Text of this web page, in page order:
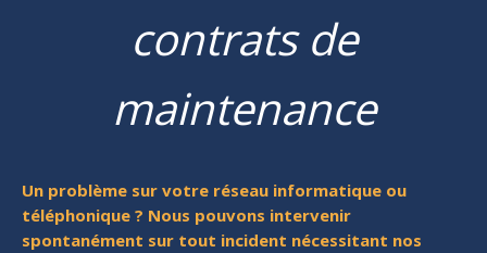
contrats de
maintenance
Un problème sur votre réseau informatique ou
téléphonique ? Nous pouvons intervenir
spontanément sur tout incident nécessitant nos